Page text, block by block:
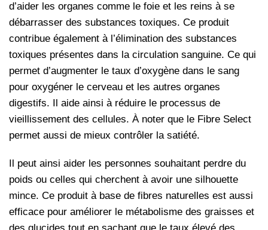
d’aider les organes comme le foie et les reins à se
débarrasser des substances toxiques. Ce produit
contribue également à l’élimination des substances
toxiques présentes dans la circulation sanguine. Ce qui
permet d’augmenter le taux d’oxygène dans le sang
pour oxygéner le cerveau et les autres organes
digestifs. Il aide ainsi à réduire le processus de
vieillissement des cellules. Ànoter que le Fibre Select
permet aussi de mieux contrôler la satiété.
Il peut ainsi aider les personnes souhaitant perdre du
poids ou celles qui cherchent à avoir une silhouette
mince. Ce produit à base de fibres naturelles est aussi
efficace pour améliorer le métabolisme des graisses et